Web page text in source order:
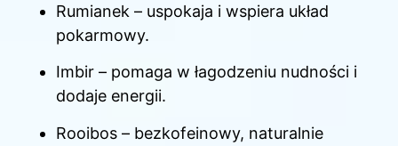
Rumianek – uspokaja i wspiera układ
pokarmowy.
Imbir – pomaga w łagodzeniu nudności i
dodaje energii.
Rooibos – bezkofeinowy, naturalnie